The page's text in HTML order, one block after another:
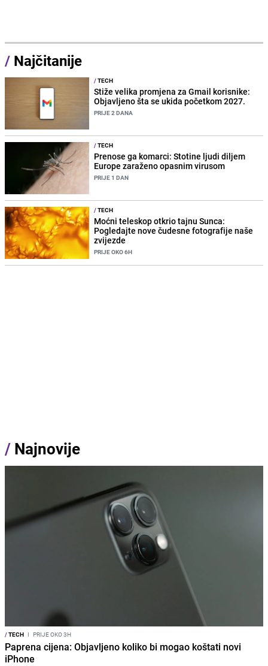
/ Najčitanije
/TECH
Stiže velika promjena za Gmail korisnike:
Objavljeno šta se ukida početkom 2027.
PRIJE 2 DANA
/TECH
Prenose ga komarci: Stotine ljudi diljem
Europe zaraženo opasnim virusom
PRIJE 1 DAN
/TECH
Moćni teleskop otkrio tajnu Sunca:
Pogledajte nove čudesne fotografije naše
zvijezde
PRIJE OKO 6H
/ Najnovije
/TECH I PRIJE OKO 3H
Paprena cijena: Objavljeno koliko bi mogao koštati novi
iPhone